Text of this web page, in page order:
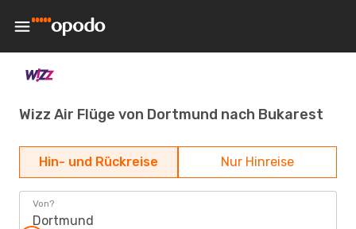
Wizz Air Flüge von Dortmund nach Bukarest
Hin- und Rückreise Nur Hinreise
Von?
Dortmund